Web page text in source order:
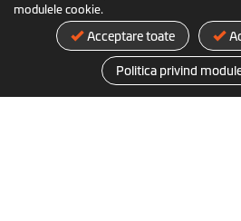
modulele cookie.
Acceptare toate
Politica privind